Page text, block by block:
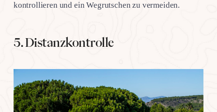
kontrollieren und ein Wegrutschen zu vermeiden.
5. Distanzkontrolle